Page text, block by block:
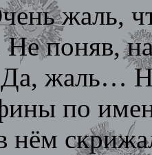
жаль,
поняв,
жаль…
по
нём